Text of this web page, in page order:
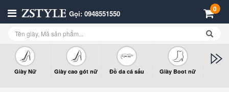
Gọi: 0948551550 0
Giày Nữ Giày cao gót nữ Đồ da cá sấu Giày Boot nữ